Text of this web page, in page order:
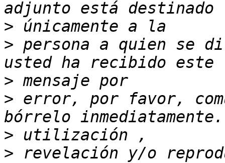
>
> persona a quien se
>
> error, por favor,
>
> revelación y/o